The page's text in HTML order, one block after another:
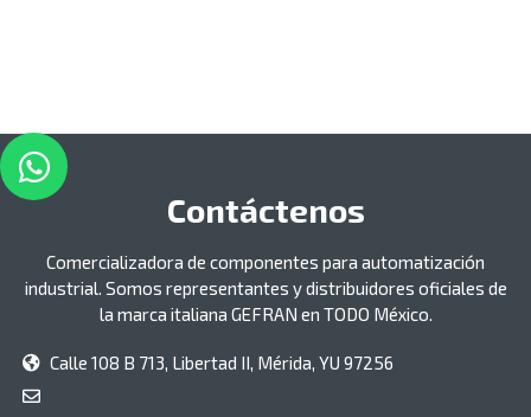
Contáctenos
Comercializadora de componentes para automatización
industrial. Somos representantes y distribuidores oficiales de
la marca italiana GEFRAN en TODO México.
Calle 108 B 713, Libertad II, Mérida, YU 97256